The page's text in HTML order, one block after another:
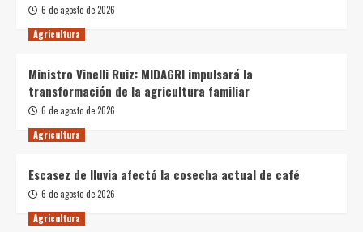
6 de agosto de 2026
Agricultura
Ministro Vinelli Ruiz: MIDAGRI impulsará la
transformación de la agricultura familiar
6 de agosto de 2026
Agricultura
Escasez de lluvia afectó la cosecha actual de café
6 de agosto de 2026
Agricultura